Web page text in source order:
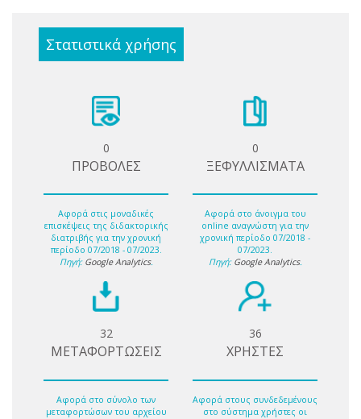
Στατιστικά χρήσης
0
ΠΡΟΒΟΛΕΣ
Αφορά στις μοναδικές
επισκέψεις της διδακτορικής
διατριβής για την χρονική
περίοδο 07/2018 - 07/2023.
Πηγή: Google Analytics.
0
ΞΕΦΥΛΛΙΣΜΑΤΑ
Αφορά στο άνοιγμα του
online αναγνώστη για την
χρονική περίοδο 07/2018 -
07/2023.
Πηγή: Google Analytics.
32
ΜΕΤΑΦΟΡΤΩΣΕΙΣ
Αφορά στο σύνολο των
μεταφορτώσων του αρχείου
36
ΧΡΗΣΤΕΣ
Αφορά στους συνδεδεμένους
στο σύστημα χρήστες οι